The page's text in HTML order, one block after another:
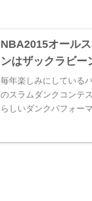
NBA2015オール
ンはザックラビー
毎年楽しみにしている
のスラムダンクコンテ
らしいダンクパフォー